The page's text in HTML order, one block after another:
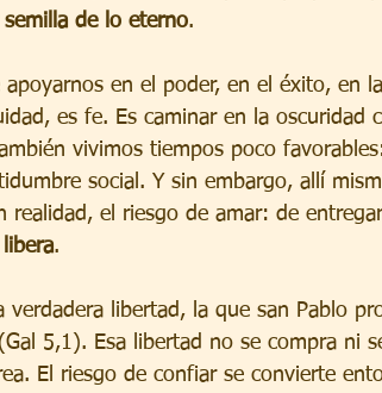
de lo eterno.
en el poder, en el éxito, en
es fe. Es caminar en la oscuridad
vivimos tiempos poco
social. Y sin embargo, allí
realidad, el riesgo de amar: de
.
verdadera libertad, la que san Pablo
5,1). Esa libertad no se compra ni
El riesgo de confiar se convierte